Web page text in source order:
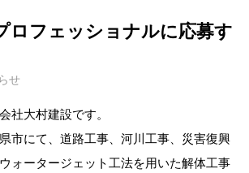
ロフェッショナルに応募す
せ
社大村建設です。
市にて、道路工事、河川工事、災害復興
ォータージェット工法を用いた解体工事